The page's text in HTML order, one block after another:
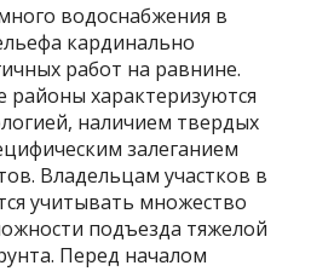
водоснабжения в
кардинально
работ на равнине.
характеризуются
наличием твердых
залеганием
Владельцам участков в
учитывать множество
подъезда тяжелой
Перед началом